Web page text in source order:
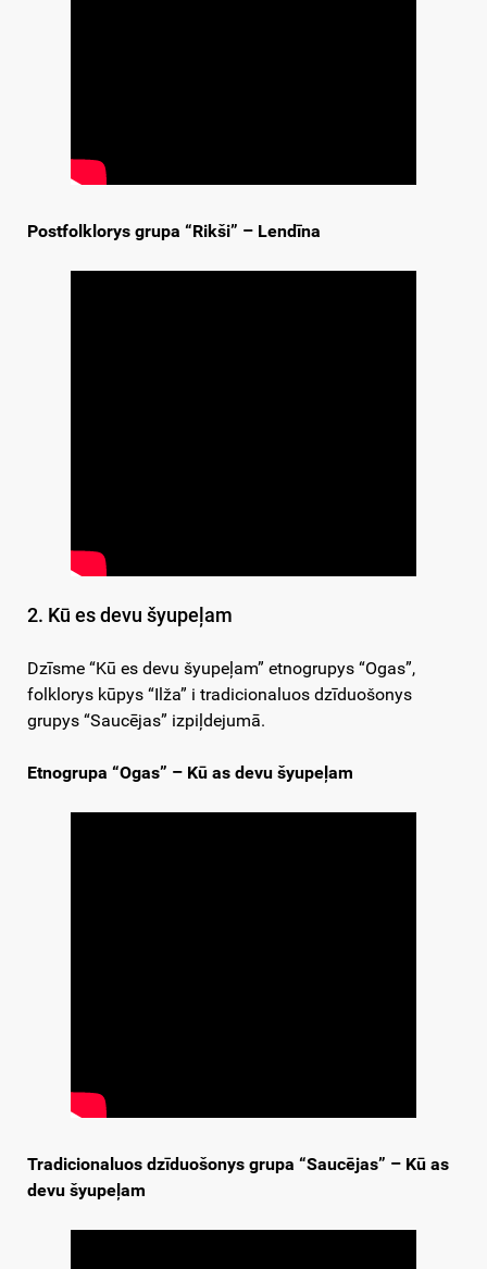
Postfolklorys grupa “Rikši” – Lendīna
2. Kū es devu šyupeļam
Dzīsme “Kū es devu šyupeļam” etnogrupys “Ogas”,
folklorys kūpys “Ilža” i tradicionaluos dzīduošonys
grupys “Saucējas” izpiļdejumā.
Etnogrupa “Ogas” – Kū as devu šyupeļam
Tradicionaluos dzīduošonys grupa “Saucējas” – Kū as
devu šyupeļam